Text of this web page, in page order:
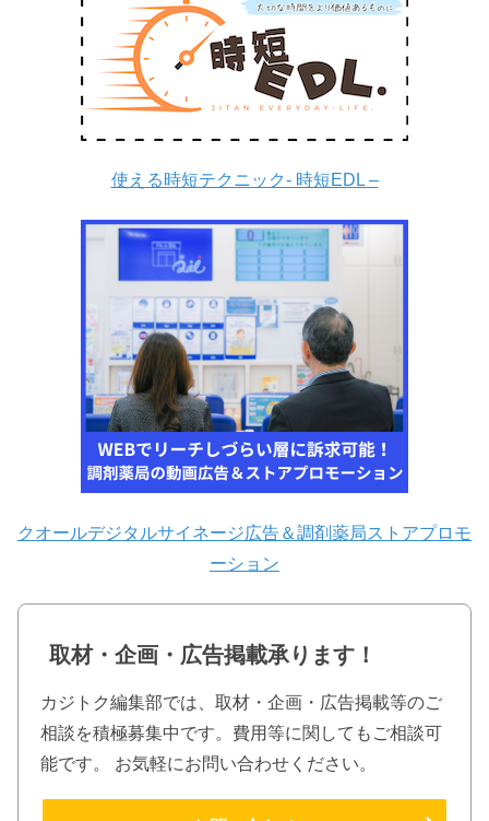
使える時短テクニック- 時短EDL –
クオールデジタルサイネージ広告＆調剤薬局ストアプロモ
ーション
取材・企画・広告掲載承ります！
カジトク編集部では、取材・企画・広告掲載等のご
相談を積極募集中です。費用等に関してもご相談可
能です。 お気軽にお問い合わせください。